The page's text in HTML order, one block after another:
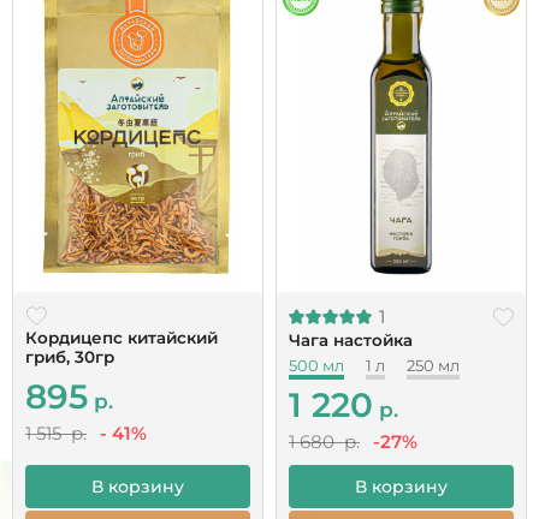
Большое спасибо за быструю доставку,
качественную упаковку, одноразовые пипетки.
Сервис на высшем уровне!Это первый заказ,
начну принимать, дополню по результатам. Бог
помощь всем.
Читать все отзывы
Кордицепс китайский
гриб, 30гр
895р.
1 515 р. - 41%
В корзину
1
Чага настойка
500 мл
1 л 250 мл
1 220р.
1 680 р. -27%
В корзину